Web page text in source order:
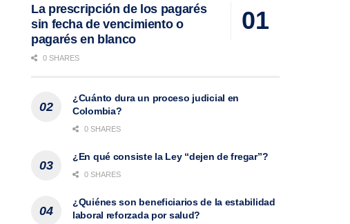
La prescripción de los pagarés
sin fecha de vencimiento o
pagarés en blanco
0 SHARES
¿Cuánto dura un proceso judicial en
Colombia?
0 SHARES
¿En qué consiste la Ley “dejen de fregar”?
0 SHARES
¿Quiénes son beneficiarios de la estabilidad
laboral reforzada por salud?